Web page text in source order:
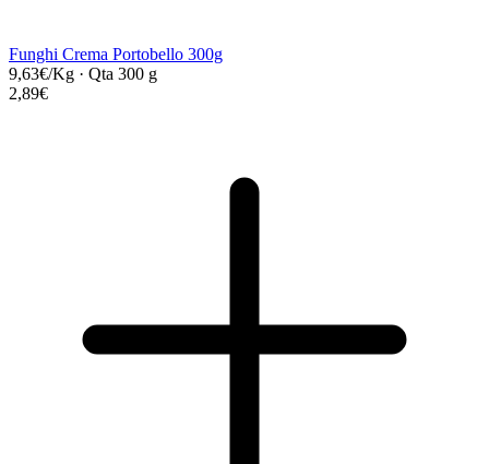
Funghi Crema Portobello 300g
9,63€/Kg · Qta 300 g
2,89€